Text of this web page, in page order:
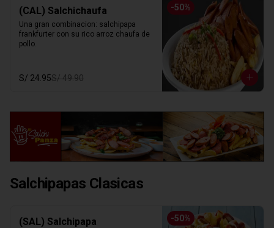
-50%
(CAL) Salchichaufa
Una gran combinacion: salchipapa
frankfurter con su rico arroz chaufa de
pollo.
S/ 24.95S/ 49.90
Salchipapas Clasicas
-50%
(SAL) Salchipapa